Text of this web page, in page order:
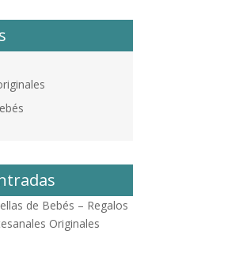
de Bebés – Regalos
Originales